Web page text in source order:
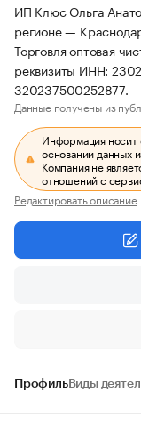
ИП Клюс Ольга
регионе —
Торговля оптовая
реквизиты ИНН:
320237500252877.
Данные получены из
Информация носит
основании данных
Компания не
отношений с
Редактировать описание
ПрофильВиды